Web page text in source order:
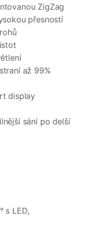
ZigZag
přesností
až 99%
display
sání po delší
s LED,